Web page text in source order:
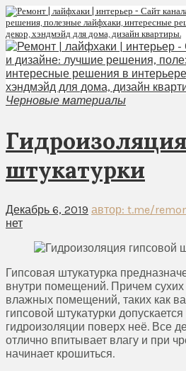
Черновые материалы
штукатурки
Декабрь 6, 2019 автор: t.me/
нет
Гипсовая штукатурка
внутри помещений. Причем
влажных помещений, таких как
гипсовой штукатурки
гидроизоляции поверх неё. Все
отлично впитывает влагу и при
начинает крошиться.